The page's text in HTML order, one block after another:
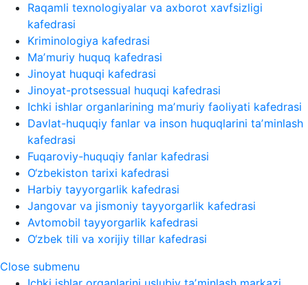
Raqamli texnologiyalar va axborot xavfsizligi
kafedrasi
Kriminologiya kafedrasi
Maʼmuriy huquq kafedrasi
Jinoyat huquqi kafedrasi
Jinoyat-protsessual huquqi kafedrasi
Ichki ishlar organlarining maʼmuriy faoliyati kafedrasi
Davlat-huquqiy fanlar va inson huquqlarini taʼminlash
kafedrasi
Fuqaroviy-huquqiy fanlar kafedrasi
O‘zbekiston tarixi kafedrasi
Harbiy tayyorgarlik kafedrasi
Jangovar va jismoniy tayyorgarlik kafedrasi
Avtomobil tayyorgarlik kafedrasi
O‘zbek tili va xorijiy tillar kafedrasi
Close submenu